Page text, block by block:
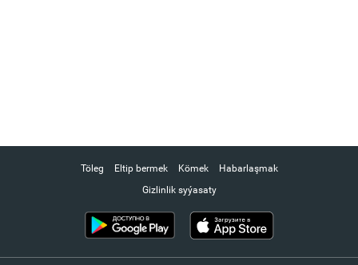
Töleg Eltip bermek Kömek
Habarlaşmak
Gizlinlik syýasaty